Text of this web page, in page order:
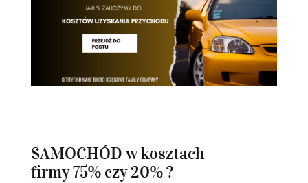
SAMOCHÓD w kosztach
firmy 75% czy 20% ?